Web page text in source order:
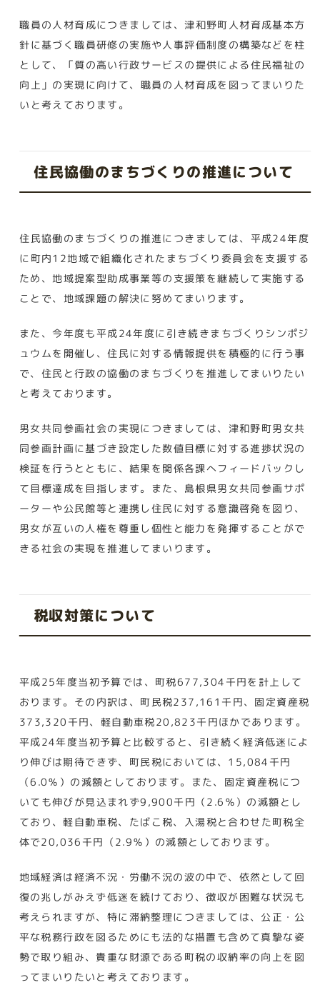
職員の人材育成につきましては、津和野町人材育成基本方
針に基づく職員研修の実施や人事評価制度の構築などを柱
として、「質の高い行政サービスの提供による住民福祉の
向上」の実現に向けて、職員の人材育成を図ってまいりた
いと考えております。
住民協働のまちづくりの推進について
住民協働のまちづくりの推進につきましては、平成24年度
に町内12地域で組織化されたまちづくり委員会を支援する
ため、地域提案型助成事業等の支援策を継続して実施する
ことで、地域課題の解決に努めてまいります。
また、今年度も平成24年度に引き続きまちづくりシンポジ
ュウムを開催し、住民に対する情報提供を積極的に行う事
で、住民と行政の協働のまちづくりを推進してまいりたい
と考えております。
男女共同参画社会の実現につきましては、津和野町男女共
同参画計画に基づき設定した数値目標に対する進捗状況の
検証を行うとともに、結果を関係各課へフィードバックし
て目標達成を目指します。また、島根県男女共同参画サポ
ーターや公民館等と連携し住民に対する意識啓発を図り、
男女が互いの人権を尊重し個性と能力を発揮することがで
きる社会の実現を推進してまいります。
税収対策について
平成25年度当初予算では、町税677,304千円を計上して
おります。その内訳は、町民税237,161千円、固定資産税
373,320千円、軽自動車税20,823千円ほかであります。
平成24年度当初予算と比較すると、引き続く経済低迷によ
り伸びは期待できず、町民税においては、15,084千円
（6.0％）の減額としております。また、固定資産税につ
いても伸びが見込まれず9,900千円（2.6％）の減額とし
ており、軽自動車税、たばこ税、入湯税と合わせた町税全
体で20,036千円（2.9％）の減額としております。
地域経済は経済不況・労働不況の波の中で、依然として回
復の兆しがみえず低迷を続けており、徴収が困難な状況も
考えられますが、特に滞納整理につきましては、公正・公
平な税務行政を図るためにも法的な措置も含めて真摯な姿
勢で取り組み、貴重な財源である町税の収納率の向上を図
ってまいりたいと考えております。